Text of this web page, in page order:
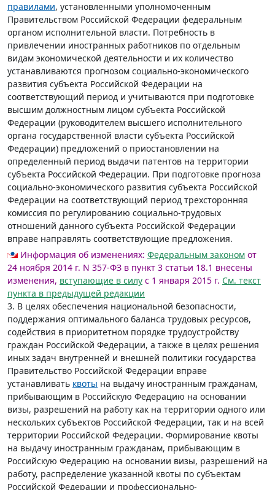
правилами, установленными уполномоченным
Правительством Российской Федерации федеральным
органом исполнительной власти. Потребность в
привлечении иностранных работников по отдельным
видам экономической деятельности и их количество
устанавливаются прогнозом социально-экономического
развития субъекта Российской Федерации на
соответствующий период и учитываются при подготовке
высшим должностным лицом субъекта Российской
Федерации (руководителем высшего исполнительного
органа государственной власти субъекта Российской
Федерации) предложений о приостановлении на
определенный период выдачи патентов на территории
субъекта Российской Федерации. При подготовке прогноза
социально-экономического развития субъекта Российской
Федерации на соответствующий период трехсторонняя
комиссия по регулированию социально-трудовых
отношений данного субъекта Российской Федерации
вправе направлять соответствующие предложения.
Информация об изменениях: Федеральным законом от
24 ноября 2014 г. N 357-ФЗ в пункт 3 статьи 18.1 внесены
изменения, вступающие в силу с 1 января 2015 г. См. текст
пункта в предыдущей редакции
3. В целях обеспечения национальной безопасности,
поддержания оптимального баланса трудовых ресурсов,
содействия в приоритетном порядке трудоустройству
граждан Российской Федерации, а также в целях решения
иных задач внутренней и внешней политики государства
Правительство Российской Федерации вправе
устанавливать квоты на выдачу иностранным гражданам,
прибывающим в Российскую Федерацию на основании
визы, разрешений на работу как на территории одного или
нескольких субъектов Российской Федерации, так и на всей
территории Российской Федерации. Формирование квоты
на выдачу иностранным гражданам, прибывающим в
Российскую Федерацию на основании визы, разрешений на
работу, распределение указанной квоты по субъектам
Российской Федерации и профессионально-